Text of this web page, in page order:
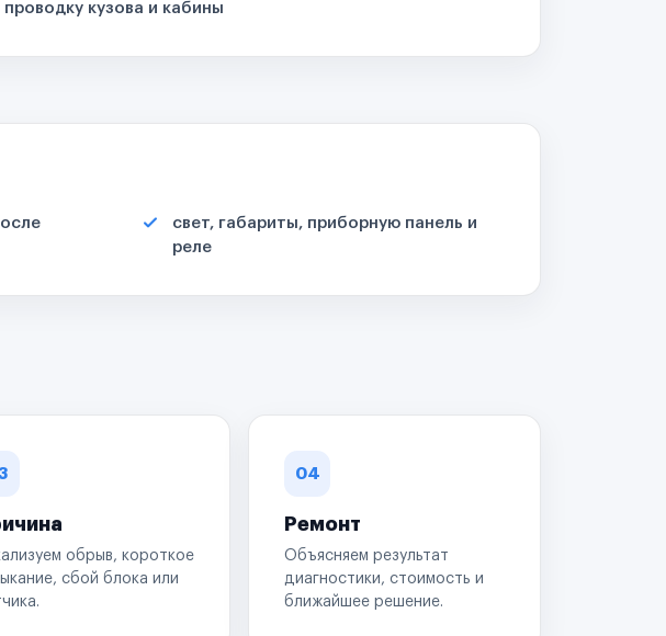
проводку кузова и кабины
свет, габариты, приборную панель и
реле
обрыв, короткое
сбой блока или
04
Ремонт
Объясняем результат
диагностики, стоимость и
ближайшее решение.